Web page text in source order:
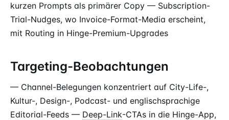
kurzen Prompts als primärer Copy — Subscription-
Trial-Nudges, wo Invoice-Format-Media erscheint,
mit Routing in Hinge-Premium-Upgrades
Targeting-Beobachtungen
— Channel-Belegungen konzentriert auf City-Life-,
Kultur-, Design-, Podcast- und englischsprachige
Editorial-Feeds — Deep-Link-CTAs in die Hinge-App,